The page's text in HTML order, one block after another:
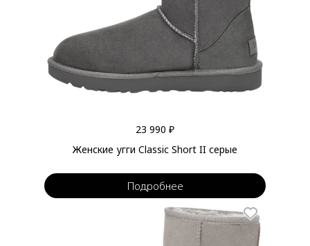
23 990 ₽
Женские угги Classic Short II серые
Подробнее